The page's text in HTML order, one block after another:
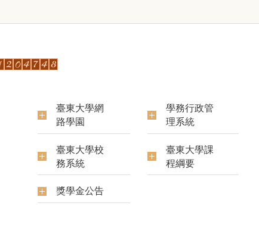
臺東大學網
路學園
臺東大學校
務系統
獎學金公告
學務行政管
理系統
臺東大學課
程綱要